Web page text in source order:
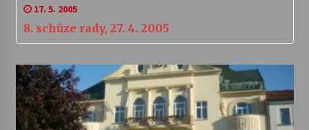
17. 5. 2005
8. schůze rady, 27. 4. 2005